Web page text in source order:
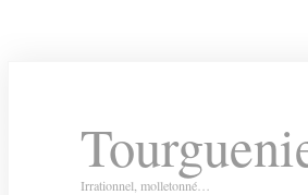
Irrationnel, molletonné…